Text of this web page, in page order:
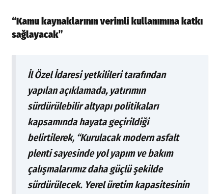
“Kamu kaynaklarının verimli kullanımına katkı
sağlayacak”
İl Özel İdaresi yetkilileri tarafından
yapılan açıklamada, yatırımın
sürdürülebilir altyapı politikaları
kapsamında hayata geçirildiği
belirtilerek, “Kurulacak modern asfalt
plenti sayesinde yol yapım ve bakım
çalışmalarımız daha güçlü şekilde
sürdürülecek. Yerel üretim kapasitesinin